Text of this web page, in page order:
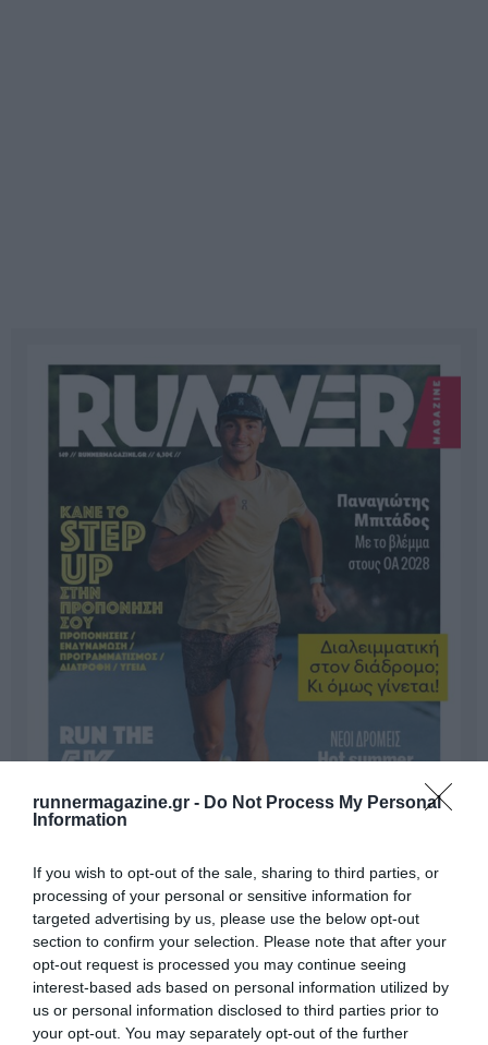
runnermagazine.gr - Do Not Process My Personal
Information
If you wish to opt-out of the sale, sharing to third parties, or
processing of your personal or sensitive information for
targeted advertising by us, please use the below opt-out
section to confirm your selection. Please note that after your
opt-out request is processed you may continue seeing
interest-based ads based on personal information utilized by
us or personal information disclosed to third parties prior to
your opt-out. You may separately opt-out of the further
Γίνε Συνδρομητής
Βρες το RUNNER!